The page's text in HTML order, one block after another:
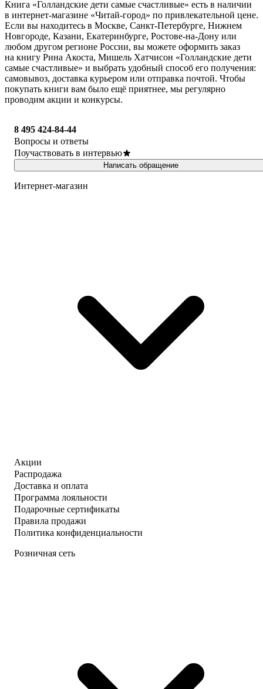
Книга «Голландские дети самые счастливые» есть в наличии
в интернет-магазине «Читай-город» по привлекательной цене.
Если вы находитесь в Москве, Санкт-Петербурге, Нижнем
Новгороде, Казани, Екатеринбурге, Ростове-на-Дону или
любом другом регионе России, вы можете оформить заказ
на книгу Рина Акоста, Мишель Хатчисон «Голландские дети
самые счастливые» и выбрать удобный способ его получения:
самовывоз, доставка курьером или отправка почтой. Чтобы
покупать книги вам было ещё приятнее, мы регулярно
проводим акции и конкурсы.
8 495 424-84-44
Вопросы и ответы
Поучаствовать в интервью
Написать обращение
Интернет-магазин
Акции
Распродажа
Доставка и оплата
Программа лояльности
Подарочные сертификаты
Правила продажи
Политика конфиденциальности
Розничная сеть